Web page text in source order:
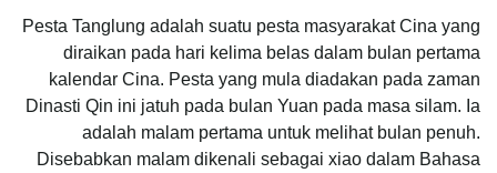
Pesta Tanglung adalah suatu pesta masyarakat Cina yang
diraikan pada hari kelima belas dalam bulan pertama
kalendar Cina. Pesta yang mula diadakan pada zaman
Dinasti Qin ini jatuh pada bulan Yuan pada masa silam. Ia
adalah malam pertama untuk melihat bulan penuh.
Disebabkan malam dikenali sebagai xiao dalam Bahasa